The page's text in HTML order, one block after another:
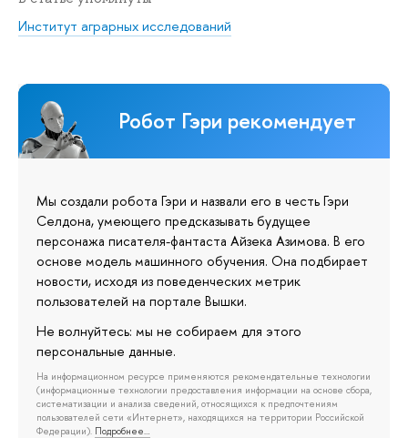
Институт аграрных исследований
Робот Гэри рекомендует
Мы создали робота Гэри и назвали его в честь Гэри
Селдона, умеющего предсказывать будущее
персонажа писателя-фантаста Айзека Азимова. В его
основе модель машинного обучения. Она подбирает
новости, исходя из поведенческих метрик
пользователей на портале Вышки.
Не волнуйтесь: мы не собираем для этого
персональные данные.
На информационном ресурсе применяются рекомендательные технологии
(информационные технологии предоставления информации на основе сбора,
систематизации и анализа сведений, относящихся к предпочтениям
пользователей сети «Интернет», находящихся на территории Российской
Федерации). Подробнее…